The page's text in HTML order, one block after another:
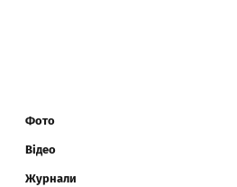
Фото
Відео
Журнали